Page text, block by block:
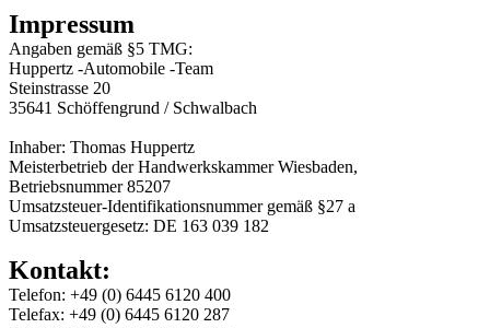
Impressum
Angaben gemäß §5 TMG:
Huppertz -Automobile -Team
Steinstrasse 20
35641 Schöffengrund / Schwalbach
Inhaber: Thomas Huppertz
Meisterbetrieb der Handwerkskammer Wiesbaden,
Betriebsnummer 85207
Umsatzsteuer-Identifikationsnummer gemäß §27 a
Umsatzsteuergesetz: DE 163 039 182
Kontakt:
Telefon: +49 (0) 6445 6120 400
Telefax: +49 (0) 6445 6120 287